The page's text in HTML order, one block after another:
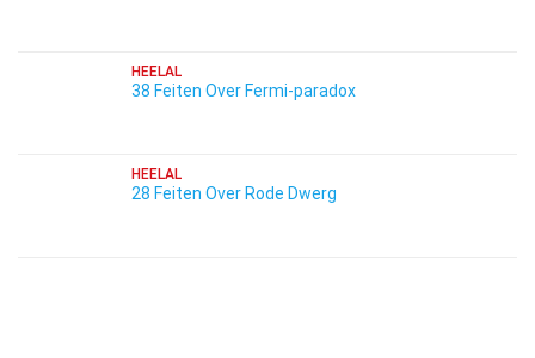
HEELAL
38 Feiten Over Fermi-paradox
HEELAL
28 Feiten Over Rode Dwerg